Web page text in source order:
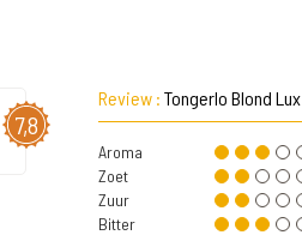
7,8
Review : Tongerlo Blond Lux
Aroma
Zoet
Zuur
Bitter